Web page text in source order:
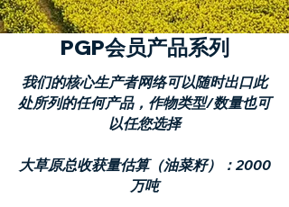
PGP会员产品系列
我们的核心生产者网络可以随时出口此
处所列的任何产品，作物类型/数量也可
以任您选择
大草原总收获量估算（油菜籽）：2000
万吨